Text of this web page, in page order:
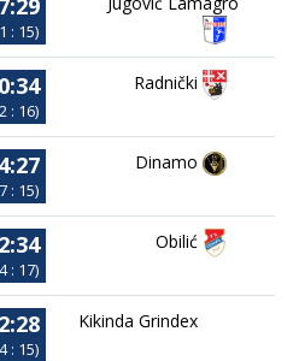
: 15)
: 16)
Radnički
: 15)
Dinamo
: 17)
Obilić
: 15)
Kikinda Grindex